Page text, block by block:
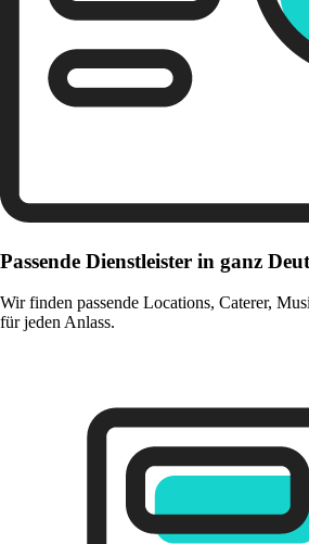
Passende Dienstleister in ganz
Wir finden passende Locations, Caterer,
für jeden Anlass.